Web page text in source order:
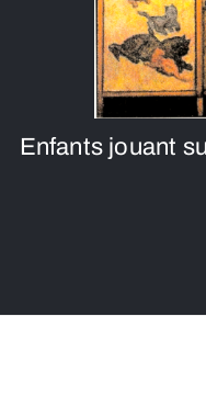
Enfants jouant